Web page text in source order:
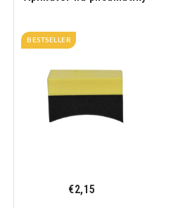
BESTSELLER
€2,15